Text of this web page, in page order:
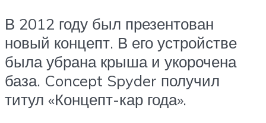
В 2012 году был презентован
новый концепт. В его устройстве
была убрана крыша и укорочена
база. Concept Spyder получил
титул «Концепт-кар года».